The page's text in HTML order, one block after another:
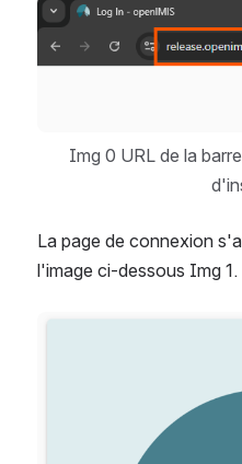
Open
Img 0 URL de la
La page de connexion
l'image ci-dessous Img 1.